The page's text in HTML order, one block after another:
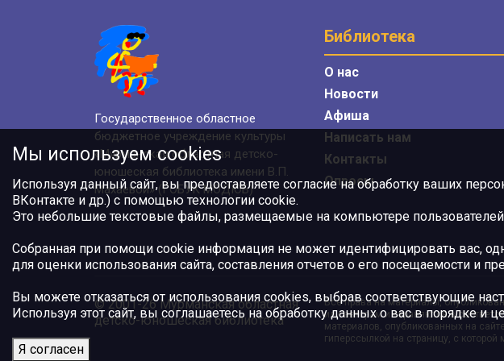
Государственное областное
бюджетное учреждение культуры
«Мурманская областная детско-
юношеская библиотека имени В.П.
Махаевой» (ГОБУК МОДЮБ)
Библиотека
О нас
Новости
Афиша
Написать нам
Контакты
Опросы
© 2001-26 Мурманская областная
детско-юношеская библиотека
Все права на материалы,
или авторам и охраняются в
материалов, опубликованных на
гиперссылкой на страницу, с которой
Мы используем cookies
Используя данный сайт, вы предоставляете согласие на обработку ваших
ВКонтакте и др.) с помощью технологии cookie.
Это небольшие текстовые файлы, размещаемые на компьютере пользователей
Собранная при помощи cookie информация не может идентифицировать вас,
для оценки использования сайта, составления отчетов о его посещаемости и
Вы можете отказаться от использования cookies, выбрав соответствующие
Используя этот сайт, вы соглашаетесь на обработку данных о вас в порядке и
Я согласен